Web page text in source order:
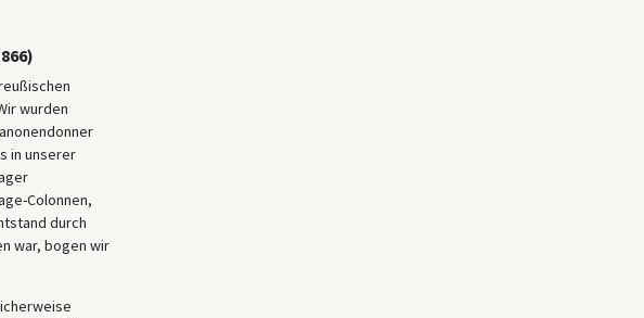
wurden
in unserer
Colonnen,
durch
war, bogen wir